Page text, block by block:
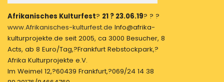
Afrikanisches Kulturfest? 21 ? 23.06.19? ? ?
www.Afrikanisches-kulturfest.de Info@afrika-
kulturprojekte.de seit 2005, ca 3000 Besucher, 8
Acts, ab 8 Euro/Tag,?Frankfurt Rebstockpark,?
Afrika Kulturprojekte e.V.
Im Weimel 12,?60439 Frankfurt,?069/24 14 38